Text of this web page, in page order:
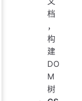
档
，
构
建
DO
M
树